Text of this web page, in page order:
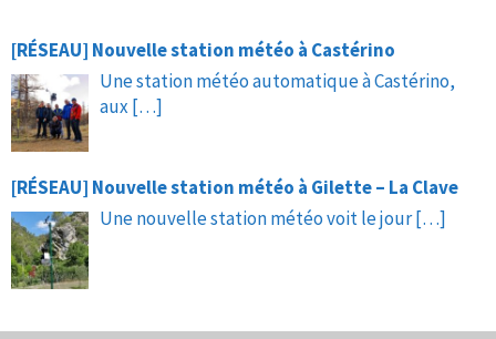
[RÉSEAU] Nouvelle station météo à Castérino
Une station météo automatique à Castérino,
aux […]
[RÉSEAU] Nouvelle station météo à Gilette – La Clave
Une nouvelle station météo voit le jour[…]